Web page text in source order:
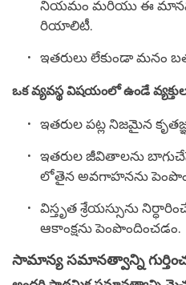
నియమం మరియు ఈ
రియాలిటీ.
ఇతరులు లేకుండా మనం
ఒక వ్యవస్థ విషయంలో ఉండే
ఇతరుల పట్ల నిజమైన
ఇతరుల జీవితాలను
లోతైన అవగాహనను
విస్తృత శ్రేయస్సును
ఆకాంక్షను పెంపొందించడం.
సామాన్య సమానత్వాన్ని